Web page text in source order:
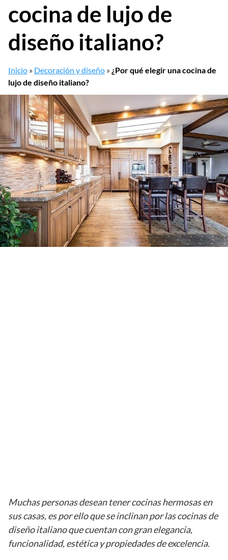
cocina de lujo de
diseño italiano?
Inicio » Decoración y diseño » ¿Por qué elegir una cocina de
lujo de diseño italiano?
Muchas personas desean tener cocinas hermosas en
sus casas, es por ello que se inclinan por las cocinas de
diseño italiano que cuentan con gran elegancia,
funcionalidad, estética y propiedades de excelencia.